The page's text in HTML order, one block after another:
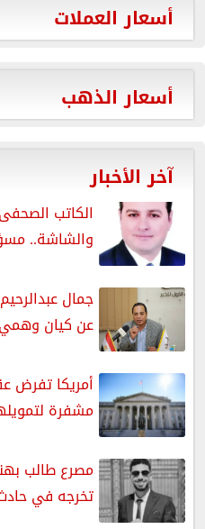
أسعار العملات
أسعار الذهب
آخر الأخبار
الكاتب
والشاشة..
جمال
عن كيان وهمي
أمريكا تفرض
مشفرة
مصرع طالب
تخرجه في